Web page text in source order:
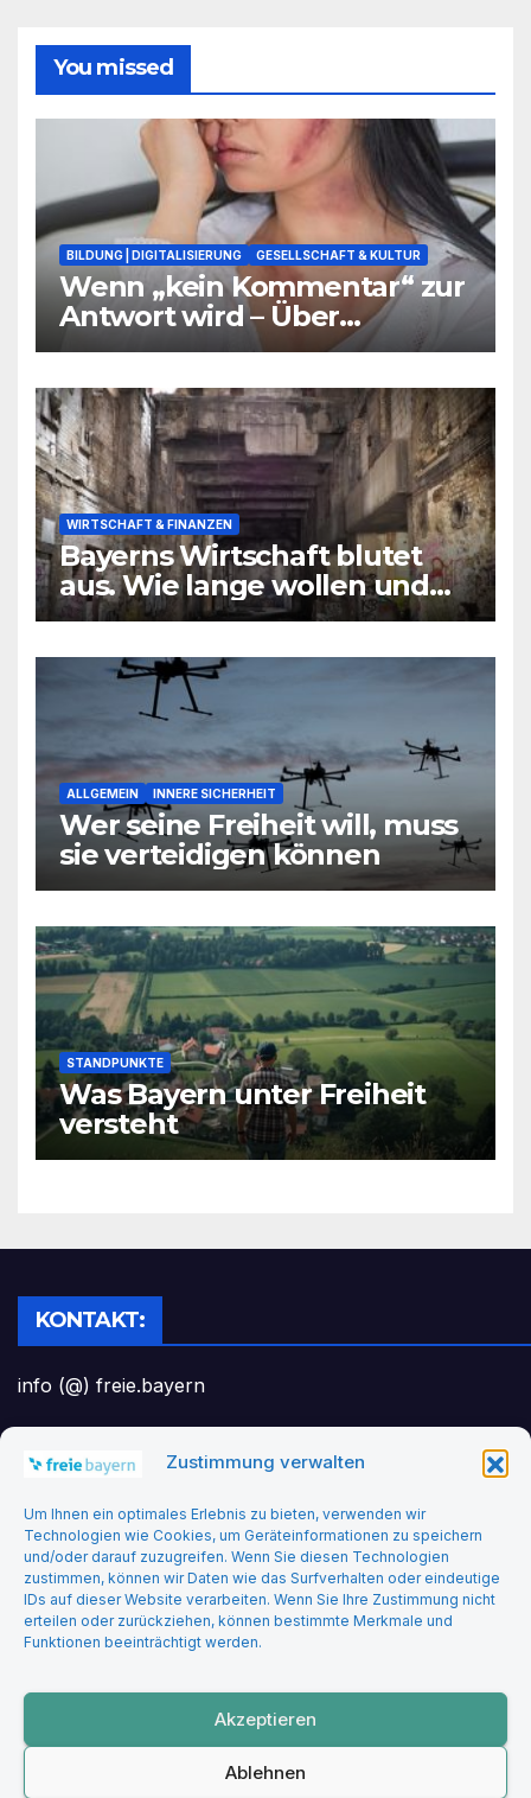
Zustimmung verwalten
Um Ihnen ein optimales Erlebnis zu bieten, verwenden wir
Technologien wie Cookies, um Geräteinformationen zu speichern
und/oder darauf zuzugreifen. Wenn Sie diesen Technologien
zustimmen, können wir Daten wie das Surfverhalten oder eindeutige
IDs auf dieser Website verarbeiten. Wenn Sie Ihre Zustimmung nicht
erteilen oder zurückziehen, können bestimmte Merkmale und
Funktionen beeinträchtigt werden.
Akzeptieren
Ablehnen
You missed
BILDUNG | DIGITALISIERUNG GESELLSCHAFT & KULTUR
Wenn „kein Kommentar“ zur
Antwort wird – Über
Warnsignale aus Schulen, die
WIRTSCHAFT & FINANZEN
Bayerns Wirtschaft blutet
aus. Wie lange wollen und
können wir uns den
noch leisten?
ALLGEMEIN INNERE SICHERHEIT
Wer seine Freiheit will, muss
sie verteidigen können
STANDPUNKTE
Was Bayern unter Freiheit
versteht
KONTAKT:
info (@) freie.bayern
Freie Bayern
Stolz präsentiert von WordPress